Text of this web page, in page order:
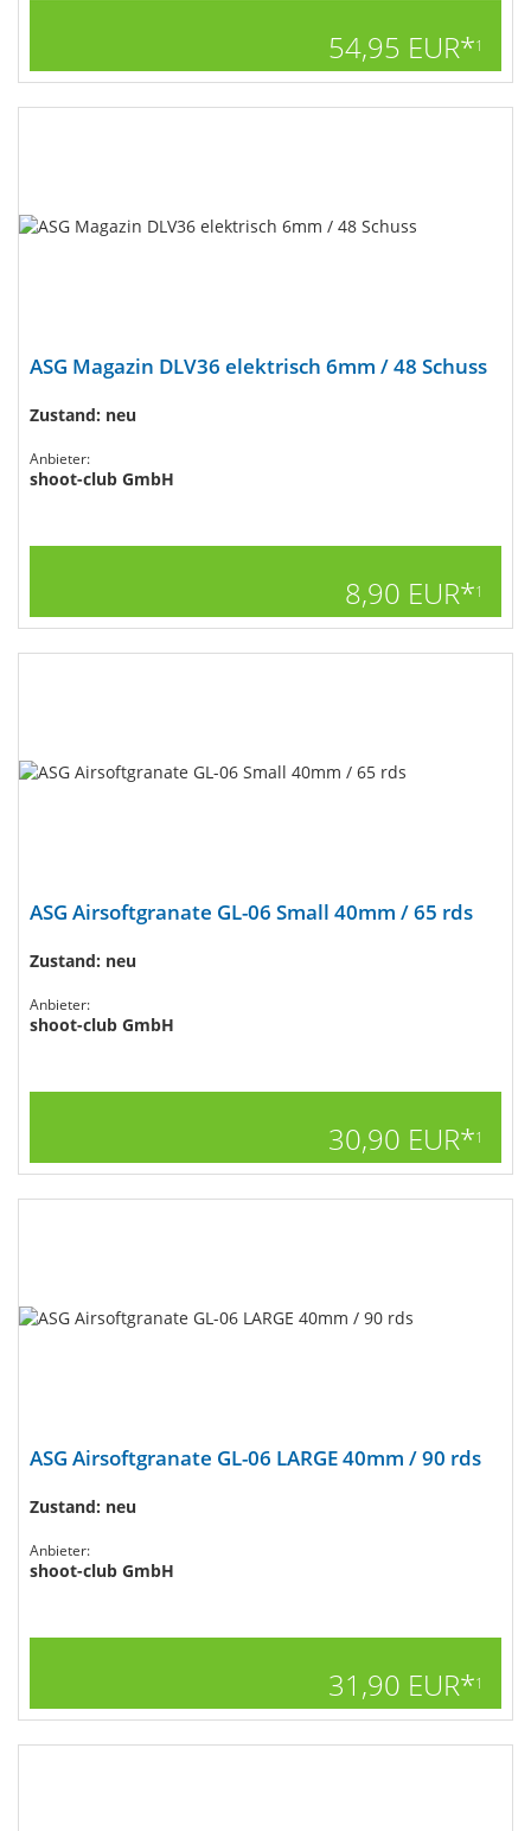
54,95 EUR*1
ASG Magazin DLV36 elektrisch 6mm / 48 Schuss
Zustand: neu
Anbieter:
shoot-club GmbH
8,90 EUR*1
ASG Airsoftgranate GL-06 Small 40mm / 65 rds
Zustand: neu
Anbieter:
shoot-club GmbH
30,90 EUR*1
ASG Airsoftgranate GL-06 LARGE 40mm / 90 rds
Zustand: neu
Anbieter:
shoot-club GmbH
31,90 EUR*1